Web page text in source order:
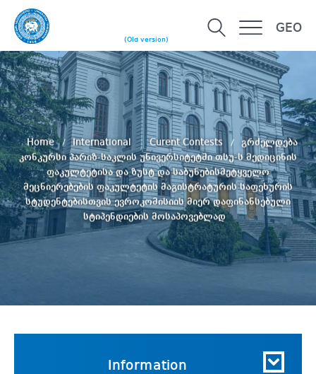
(Old version)
GEO
Home International Curent Contests
გრძელდება
კონკურსი პარიზ-საკლის უნივერსიტეტში თსუ-ს მედიცინის
ფაკულტეტისა და ზუსტ და საბუნებისმეტყველო
მეცნიერებების ფაკულტეტის მაგისტრატურის საფეხურის
სტუდენტებისთვის ევროკომისიის მიერ დაფინანსებული
სტიპენდიების მოსაპოვებლად
Information